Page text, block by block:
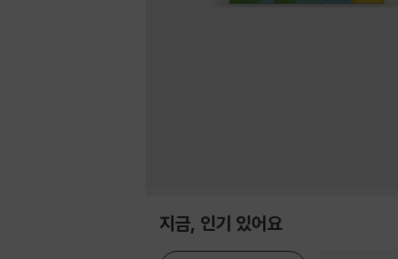
지금, 인기 있어요